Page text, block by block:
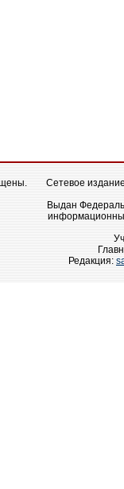
Сетевое
Выдан
Редакция: